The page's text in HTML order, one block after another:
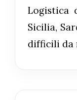
Logistica
Sicilia,
difficili da